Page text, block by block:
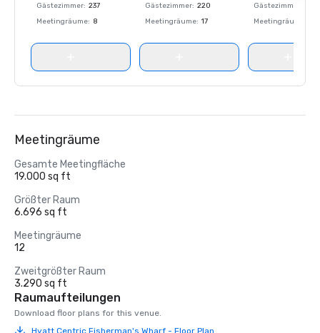
Gästezimmer: 237
Meetingräume: 8
Gästezimmer: 220
Meetingräume: 17
Gästezimmer
Meetingräume
Meetingräume
Gesamte Meetingfläche
19.000 sq ft
Größter Raum
6.696 sq ft
Meetingräume
12
Zweitgrößter Raum
3.290 sq ft
Raumaufteilungen
Download floor plans for this venue.
Hyatt Centric Fisherman's Wharf - Floor Plan